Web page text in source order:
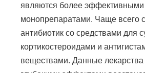
являются более
монопрепаратами. Чаще всего
антибиотик со средствами для
кортикостероидами и
веществами. Данные